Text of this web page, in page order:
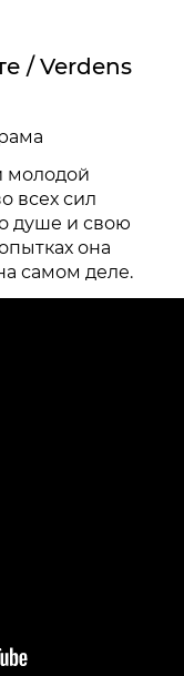
/ Verdens
молодой
всех сил
душе и свою
она
самом деле.